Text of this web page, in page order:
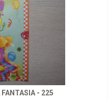
FANTASIA - 225